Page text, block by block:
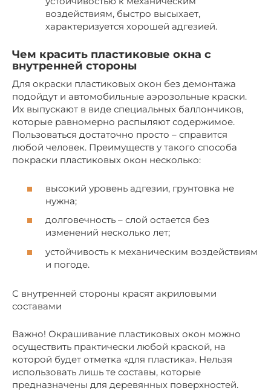
воздействиям, быстро высыхает,
характеризуется хорошей адгезией.
Чем красить пластиковые окна с
внутренней стороны
Для окраски пластиковых окон без демонтажа
подойдут и автомобильные аэрозольные краски.
Их выпускают в виде специальных баллончиков,
которые равномерно распыляют содержимое.
Пользоваться достаточно просто – справится
любой человек. Преимуществ у такого способа
покраски пластиковых окон несколько:
высокий уровень адгезии, грунтовка не
нужна;
долговечность – слой остается без
изменений несколько лет;
устойчивость к механическим воздействиям
и погоде.
С внутренней стороны красят акриловыми
составами
Важно! Окрашивание пластиковых окон можно
осуществить практически любой краской, на
которой будет отметка «для пластика». Нельзя
использовать лишь те составы, которые
предназначены для деревянных поверхностей.